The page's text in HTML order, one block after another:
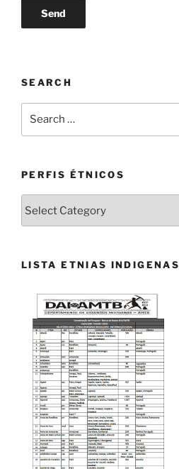
SEARCH
PERFIS ÉTNICOS
LISTA ETNIAS INDIGENAS